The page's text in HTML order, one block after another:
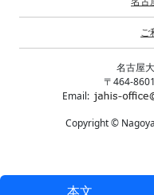
本文
ご
名古屋
〒464-
Email:
Copyright ©